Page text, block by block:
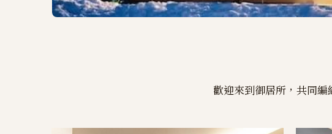
歡迎來到御居所，共同